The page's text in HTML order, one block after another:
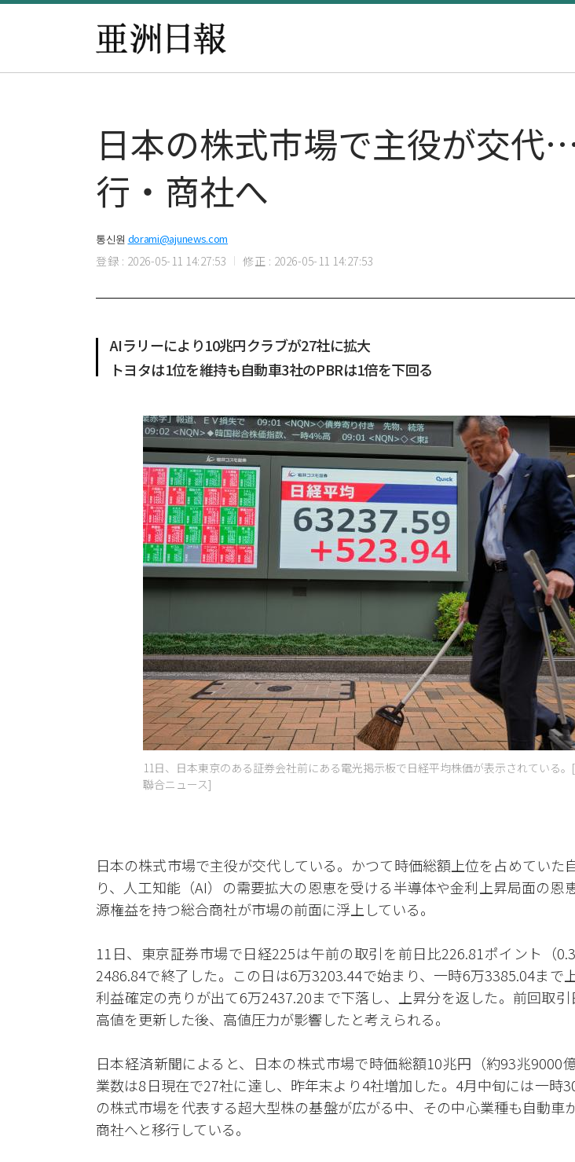
日本の株式市場で主役が交代
行・商社へ
통신원 dorami@ajunews.com
登録 : 2026-05-11 14:27:53 修正 : 2026-05-11 14:27:53
AIラリーにより10兆円クラブが27社に拡大
トヨタは1位を維持も自動車3社のPBRは1倍を下回る
11日、日本東京のある証券会社前にある電光掲示板で日経平均株価が表示されている。[
聯合ニュース]
日本の株式市場で主役が交代している。かつて時価総額上位を占めていた
り、人工知能（AI）の需要拡大の恩恵を受ける半導体や金利上昇局面の恩
源権益を持つ総合商社が市場の前面に浮上している。
11日、東京証券市場で日経225は午前の取引を前日比226.81ポイント（
2486.84で終了した。この日は6万3203.44で始まり、一時6万3385.04まで
利益確定の売りが出て6万2437.20まで下落し、上昇分を返した。前回取
高値を更新した後、高値圧力が影響したと考えられる。
日本経済新聞によると、日本の株式市場で時価総額10兆円（約93兆9000
業数は8日現在で27社に達し、昨年末より4社増加した。4月中旬には一時
の株式市場を代表する超大型株の基盤が広がる中、その中心業種も自動車
商社へと移行している。